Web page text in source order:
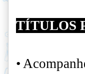
TÍTULOS
•